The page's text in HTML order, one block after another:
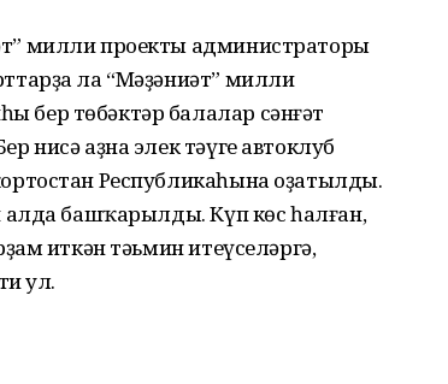
милли проекты администраторы
ла “Мәҙәниәт” милли
төбәктәр балалар сәнғәт
нисә аҙна элек тәүге автоклуб
Республикаһына оҙатылды.
алда башҡарылды. Күп көс һалған,
иткән тәьмин итеүселәргә,
ул.